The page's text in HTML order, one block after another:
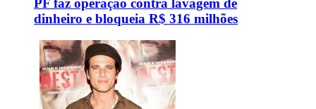
PF faz operação contra lavagem de
dinheiro e bloqueia R$ 316 milhões